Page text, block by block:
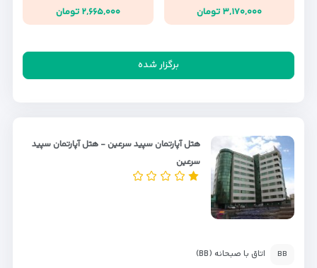
۳,۱۷۰,۰۰۰ تومان
۲,۶۶۵,۰۰۰ تومان
برگزار شده
هتل آپارتمان سپید سرعین - هتل آپارتمان سپید
سرعین
BB اتاق با صبحانه (BB)